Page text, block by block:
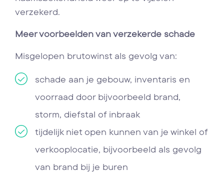
verzekerd.
Meer voorbeelden van verzekerde schade
Misgelopen brutowinst als gevolg van:
schade aan je gebouw, inventaris en
voorraad door bijvoorbeeld brand,
storm, diefstal of inbraak
tijdelijk niet open kunnen van je winkel of
verkooplocatie, bijvoorbeeld als gevolg
van brand bij je buren